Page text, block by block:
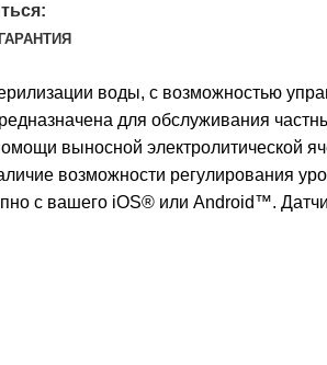
воды, с возможностью
для обслуживания
выносной электролитической
возможности регулирования
с вашего iOS® или Android™.